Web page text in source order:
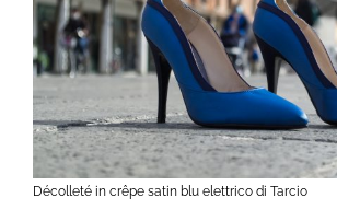
Décolleté in crêpe satin blu elettrico di Tarcio